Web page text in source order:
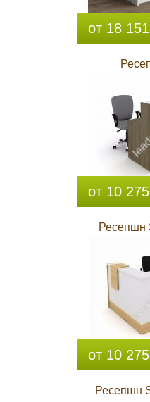
от 18
от 10
Ресепшн
от 10
Ресепшн